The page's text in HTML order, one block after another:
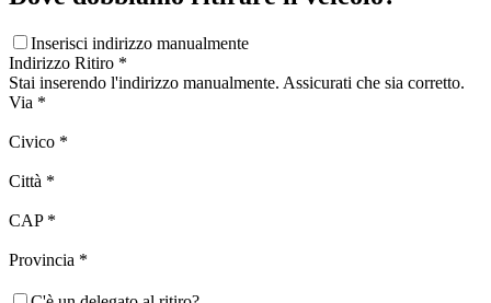
Inserisci indirizzo manualmente
Indirizzo Ritiro *
Stai inserendo l'indirizzo manualmente. Assicurati che sia corretto.
Via *
Civico *
Città *
CAP *
Provincia *